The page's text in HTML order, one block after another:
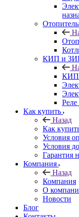
КИП и
КИП
Реле
Как купить
Назад
Как
Условия
Условия
Гарантия
Компания
Назад
Компания
О
Новости
Блог